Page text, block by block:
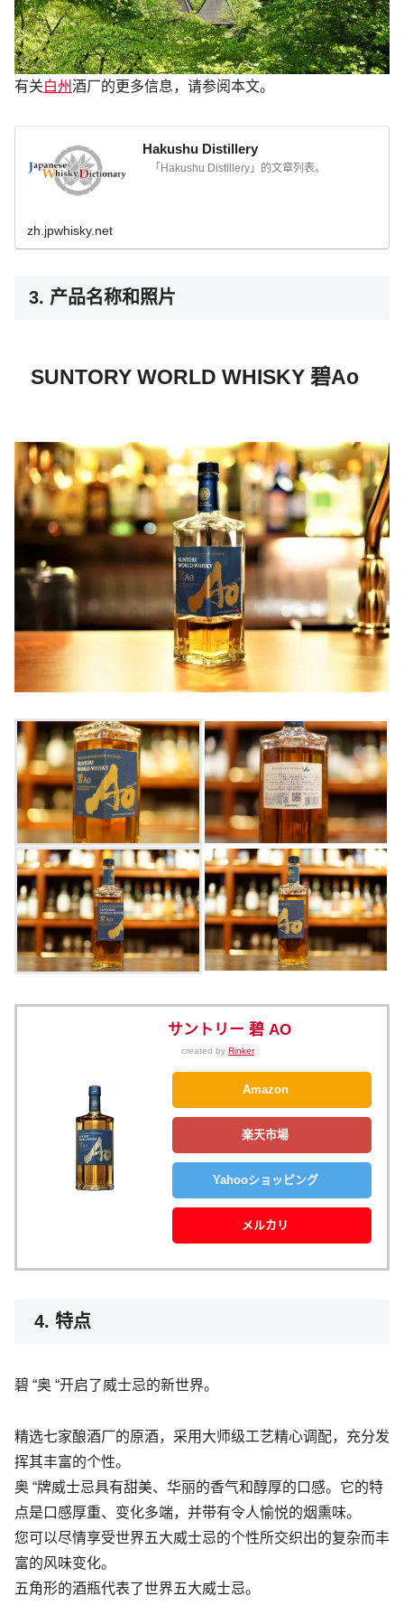
有关白州酒厂的更多信息，请参阅本文。
Hakushu Distillery
「Hakushu Distillery」的文章列表。
zh.jpwhisky.net
3. 产品名称和照片
SUNTORY WORLD WHISKY 碧Ao
サントリー 碧 AO
created by Rinker
Amazon
楽天市場
Yahooショッピング
メルカリ
4. 特点
碧 “奥 “开启了威士忌的新世界。
精选七家酿酒厂的原酒，采用大师级工艺精心调配，充分发
挥其丰富的个性。
奥 “牌威士忌具有甜美、华丽的香气和醇厚的口感。它的特
点是口感厚重、变化多端，并带有令人愉悦的烟熏味。
您可以尽情享受世界五大威士忌的个性所交织出的复杂而丰
富的风味变化。
五角形的酒瓶代表了世界五大威士忌。